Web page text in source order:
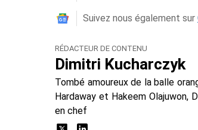
Suivez nous également sur
RÉDACTEUR DE CONTENU
Dimitri Kucharczyk
Tombé amoureux de la balle
Hardaway et Hakeem Olajuwon,
en chef